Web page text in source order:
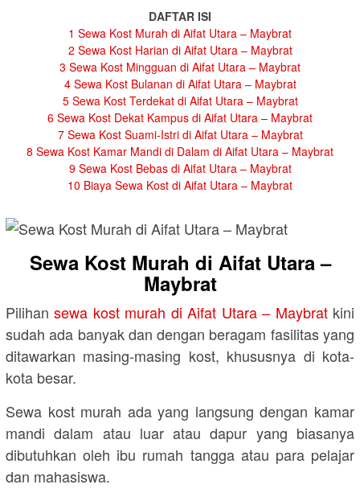
DAFTAR ISI
1 Sewa Kost Murah di Aifat Utara – Maybrat
2 Sewa Kost Harian di Aifat Utara – Maybrat
3 Sewa Kost Mingguan di Aifat Utara – Maybrat
4 Sewa Kost Bulanan di Aifat Utara – Maybrat
5 Sewa Kost Terdekat di Aifat Utara – Maybrat
6 Sewa Kost Dekat Kampus di Aifat Utara – Maybrat
7 Sewa Kost Suami-Istri di Aifat Utara – Maybrat
8 Sewa Kost Kamar Mandi di Dalam di Aifat Utara – Maybrat
9 Sewa Kost Bebas di Aifat Utara – Maybrat
10 Biaya Sewa Kost di Aifat Utara – Maybrat
Sewa Kost Murah di Aifat Utara –
Maybrat
Pilihansewa kost murah di Aifat Utara – Maybratkini
sudah ada banyak dan dengan beragam fasilitas yang
ditawarkan masing-masing kost, khususnya di kota-
kota besar.
Sewa kost murah ada yang langsung dengan kamar
mandi dalam atau luar atau dapur yang biasanya
dibutuhkan oleh ibu rumah tangga atau para pelajar
dan mahasiswa.